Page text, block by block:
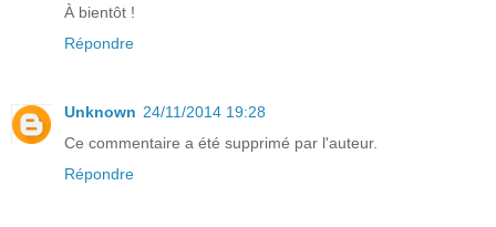
À bientôt !
Répondre
Unknown 24/11/2014 19:28
Ce commentaire a été supprimé par l'auteur.
Répondre